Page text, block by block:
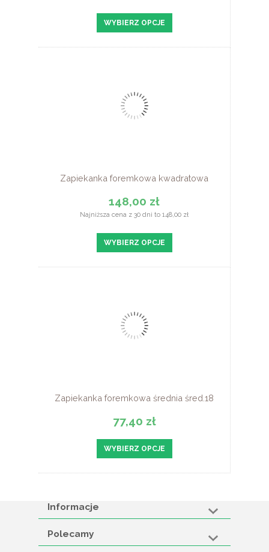
WYBIERZ OPCJE
Zapiekanka foremkowa kwadratowa
148,00 zł
Najniższa cena z 30 dni to 148,00 zł
WYBIERZ OPCJE
Zapiekanka foremkowa średnia śred.18
77,40 zł
WYBIERZ OPCJE
Informacje
Polecamy